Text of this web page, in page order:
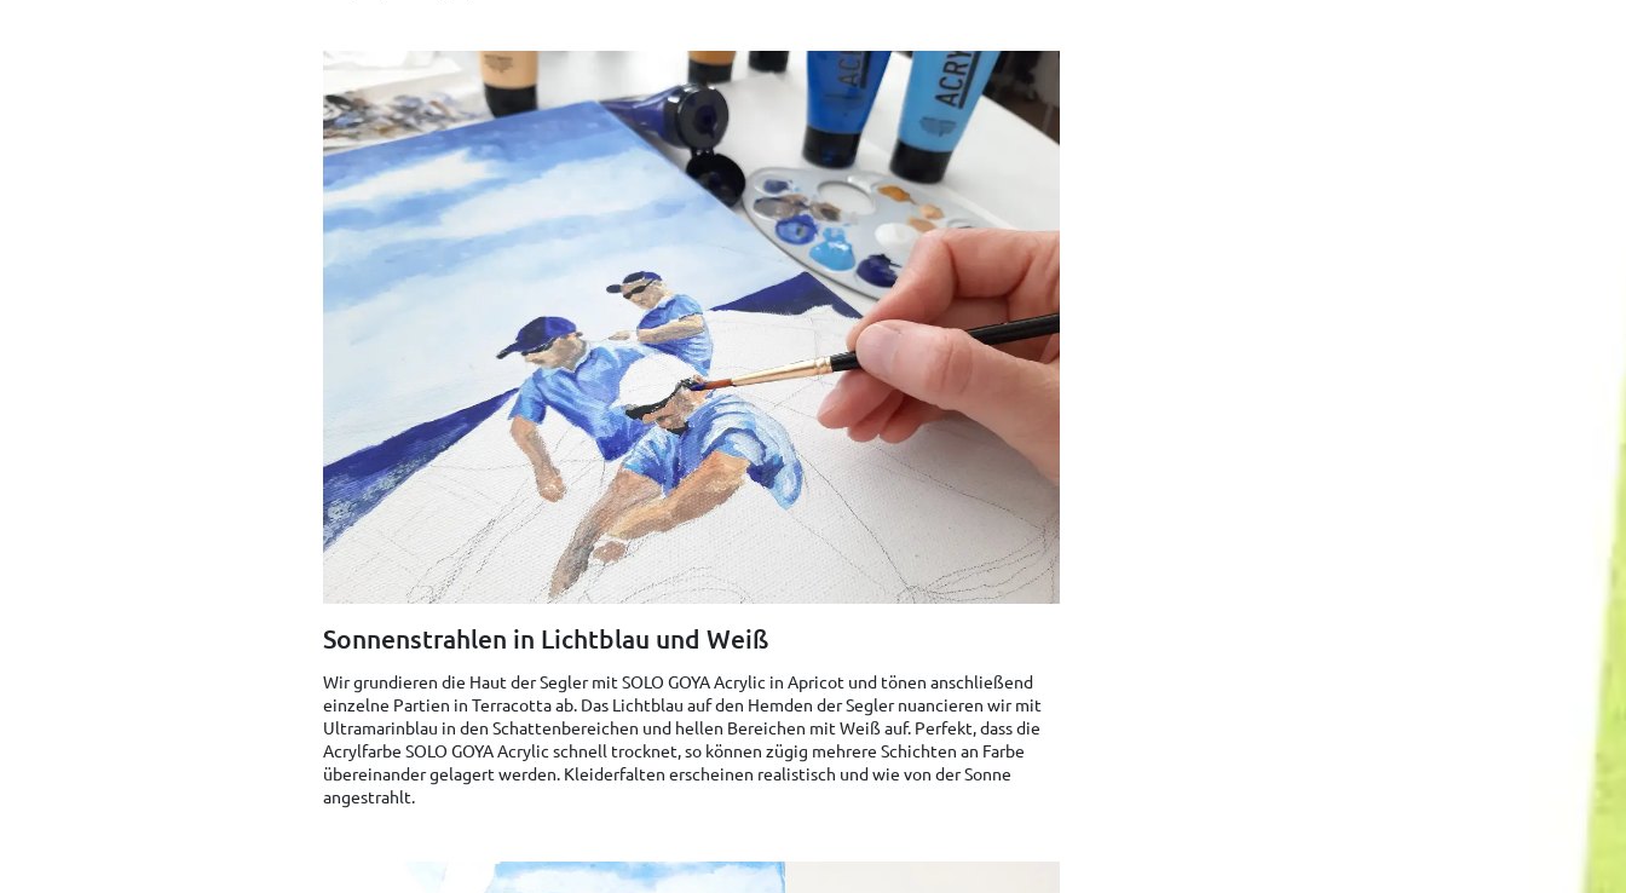
Sonnenstrahlen in Lichtblau und Weiß
Wir grundieren die Haut der Segler mit SOLO GOYA Acrylic in Apricot und tönen anschließend
einzelne Partien in Terracotta ab. Das Lichtblau auf den Hemden der Segler nuancieren wir mit
Ultramarinblau in den Schattenbereichen und hellen Bereichen mit Weiß auf. Perfekt, dass die
Acrylfarbe SOLO GOYA Acrylic schnell trocknet, so können zügig mehrere Schichten an Farbe
übereinander gelagert werden. Kleiderfalten erscheinen realistisch und wie von der Sonne
angestrahlt.